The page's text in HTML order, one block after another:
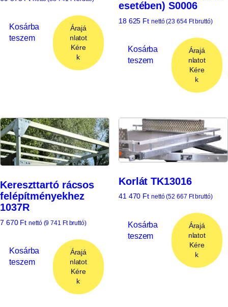
Kosárba
teszem
Árajá
nlatot
Kére
k
esetében) S0006
18 625 Ft nettó (23 654 Ftbruttó)
Kosárba
teszem
Árajá
nlatot
Kére
k
Kereszttartó rácsos
felépítményekhez
1037R
7 670 Ft nettó (9 741 Ftbruttó)
Kosárba
teszem
Árajá
nlatot
Kére
k
Korlát TK13016
41 470 Ft nettó (52 667 Ftbruttó)
Kosárba
teszem
Árajá
nlatot
Kére
k